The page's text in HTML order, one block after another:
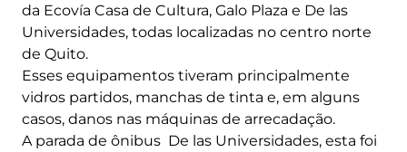
da Ecovía Casa de Cultura, Galo Plaza e De las
Universidades, todas localizadas no centro norte
de Quito.
Esses equipamentos tiveram principalmente
vidros partidos, manchas de tinta e, em alguns
casos, danos nas máquinas de arrecadação.
A parada de ônibus De las Universidades, esta foi